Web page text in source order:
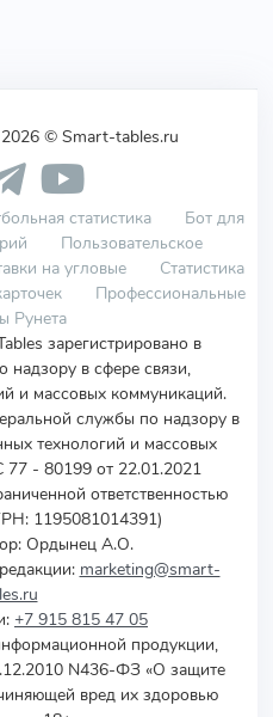
© Smart-tables.ru
статистика
Бот для
Пользовательское
на угловые
Статистика
Профессиональные
Рунета
зарегистрировано в
надзору в сфере связи,
и массовых коммуникаций.
службы по надзору в
технологий и массовых
- 80199 от 22.01.2021
ответственностью
1195081014391)
Ордынец А.О.
marketing@smart-
+7 915 815 47 05
продукции,
N436-ФЗ «О защите
вред их здоровью